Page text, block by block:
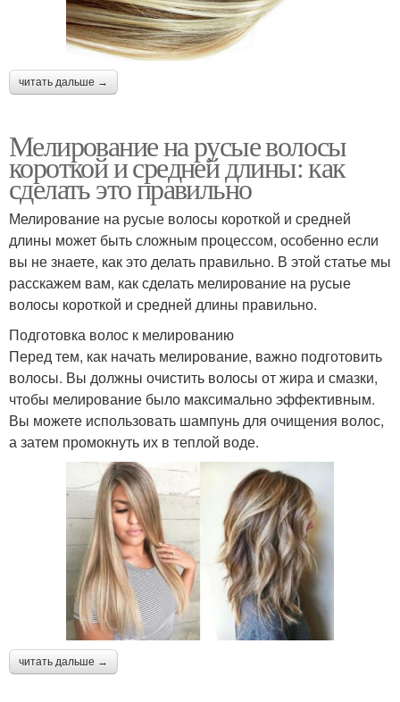
читать дальше →
Мелирование на русые волосы
короткой и средней длины: как
сделать это правильно
Мелирование на русые волосы короткой и средней
длины может быть сложным процессом, особенно если
вы не знаете, как это делать правильно. В этой статье мы
расскажем вам, как сделать мелирование на русые
волосы короткой и средней длины правильно.
Подготовка волос к мелированию
Перед тем, как начать мелирование, важно подготовить
волосы. Вы должны очистить волосы от жира и смазки,
чтобы мелирование было максимально эффективным.
Вы можете использовать шампунь для очищения волос,
а затем промокнуть их в теплой воде.
читать дальше →